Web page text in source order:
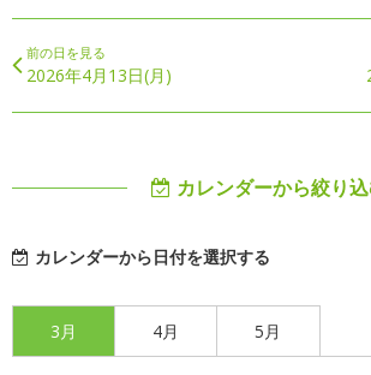
前の日を見る
2026年4月13日(月)
カレンダーから絞り
カレンダーから日付を選択する
3月 4月 5月